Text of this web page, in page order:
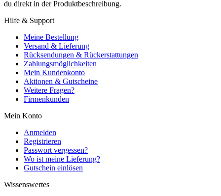
du direkt in der Produktbeschreibung.
Hilfe & Support
Meine Bestellung
Versand & Lieferung
Rücksendungen & Rückerstattungen
Zahlungsmöglichkeiten
Mein Kundenkonto
Aktionen & Gutscheine
Weitere Fragen?
Firmenkunden
Mein Konto
Anmelden
Registrieren
Passwort vergessen?
Wo ist meine Lieferung?
Gutschein einlösen
Wissenswertes